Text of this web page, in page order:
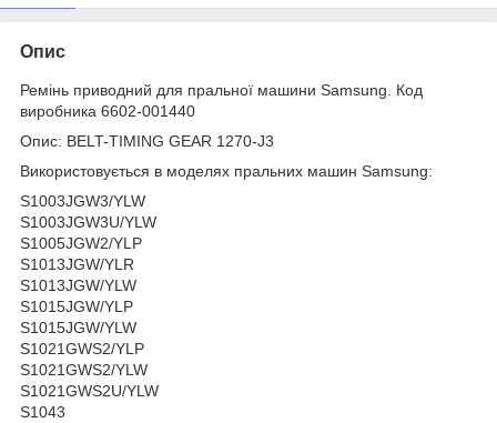
Опис
Ремінь приводний для пральної машини Samsung. Код
виробника 6602-001440
Опис: BELT-TIMING GEAR 1270-J3
Використовується в моделях пральних машин Samsung:
S1003JGW3/YLW
S1003JGW3U/YLW
S1005JGW2/YLP
S1013JGW/YLR
S1013JGW/YLW
S1015JGW/YLP
S1015JGW/YLW
S1021GWS2/YLP
S1021GWS2/YLW
S1021GWS2U/YLW
S1043